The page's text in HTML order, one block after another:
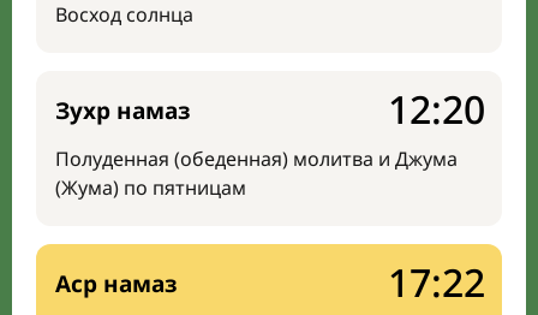
Восход солнца
Зухр намаз
Полуденная (обеденная) молитва и Джума
(Жума) по пятницам
12:20
Аср намаз 17:22